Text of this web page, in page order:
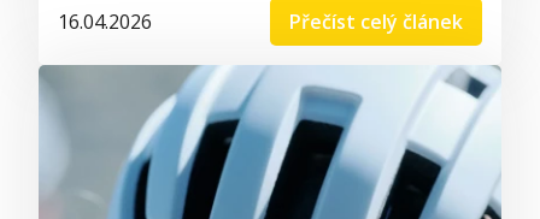
16.04.2026
Přečíst celý článek